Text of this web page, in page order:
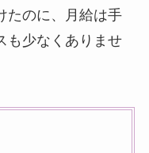
たのに、月給は手
も少なくありませ